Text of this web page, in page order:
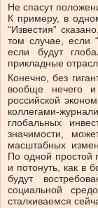
Не спасут
К примеру, в
“Известия”
том случае, если
если будут
прикладные
Конечно, без
вообще нечего и
российской
коллегами-
глобальных
значимости,
масштабных
По одной простой
и потонуть, как в
будут
социальной
сталкиваемся